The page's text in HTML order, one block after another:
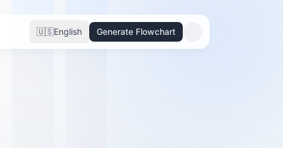
🇺🇸English Generate Flowchart